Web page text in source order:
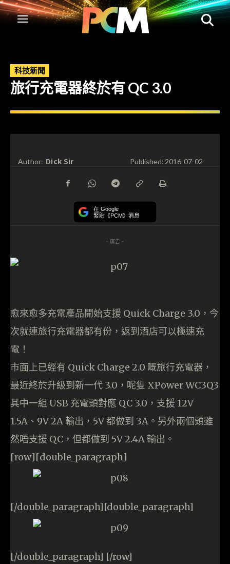
科技新聞
旅行充電器終於有 QC 3.0
Author: Dick Sir Published:2016-07-02
在 Google
緊貼《PCM》消息
- 廣告 -
愈來愈多充電產品開始支援 Quick Charge 3.0，今
次就連旅行充電器都有份，返到酒店可以極速充
電！
市面上已經有 Quick Charge 2.0 嘅旅行充電器，
最近終於升級到新一代 3.0，呢隻 XPower WC3Q3
其中一組 USB 充電頭對應 QC 3.0，支援 12V
1.5A、9V 2A 輸出，5V 都做到 3A。另外兩個頭雖
然唔支援 QC，但都做到 5V 2.4A 輸出。
[row][double_paragraph]
[/double_paragraph][double_paragraph]
[/double_paragraph] [/row]